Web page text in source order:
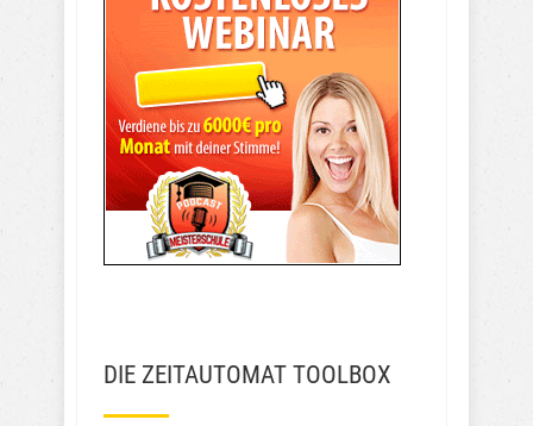
DIE ZEITAUTOMAT TOOLBOX